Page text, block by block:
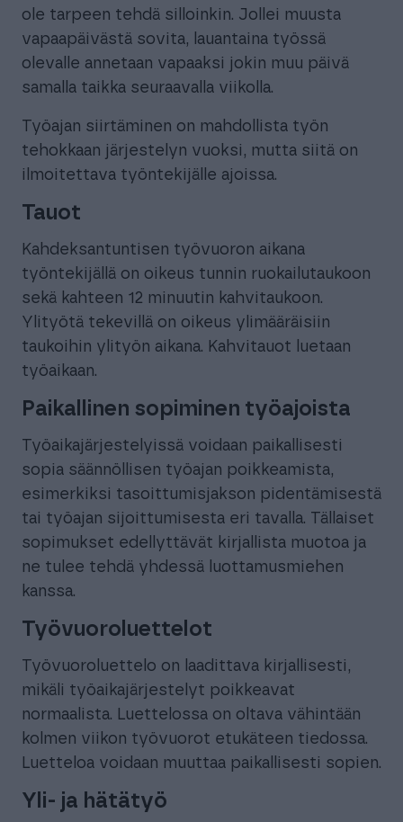
ole tarpeen tehdä silloinkin. Jollei muusta
vapaapäivästä sovita, lauantaina työssä
olevalle annetaan vapaaksi jokin muu päivä
samalla taikka seuraavalla viikolla.
Työajan siirtäminen on mahdollista työn
tehokkaan järjestelyn vuoksi, mutta siitä on
ilmoitettava työntekijälle ajoissa.
Tauot
Kahdeksantuntisen työvuoron aikana
työntekijällä on oikeus tunnin ruokailutaukoon
sekä kahteen 12 minuutin kahvitaukoon.
Ylityötä tekevillä on oikeus ylimääräisiin
taukoihin ylityön aikana. Kahvitauot luetaan
työaikaan.
Paikallinen sopiminen työajoista
Työaikajärjestelyissä voidaan paikallisesti
sopia säännöllisen työajan poikkeamista,
esimerkiksi tasoittumisjakson pidentämisestä
tai työajan sijoittumisesta eri tavalla. Tällaiset
sopimukset edellyttävät kirjallista muotoa ja
ne tulee tehdä yhdessä luottamusmiehen
kanssa.
Työvuoroluettelot
Työvuoroluettelo on laadittava kirjallisesti,
mikäli työaikajärjestelyt poikkeavat
normaalista. Luettelossa on oltava vähintään
kolmen viikon työvuorot etukäteen tiedossa.
Luetteloa voidaan muuttaa paikallisesti sopien.
Yli- ja hätätyö